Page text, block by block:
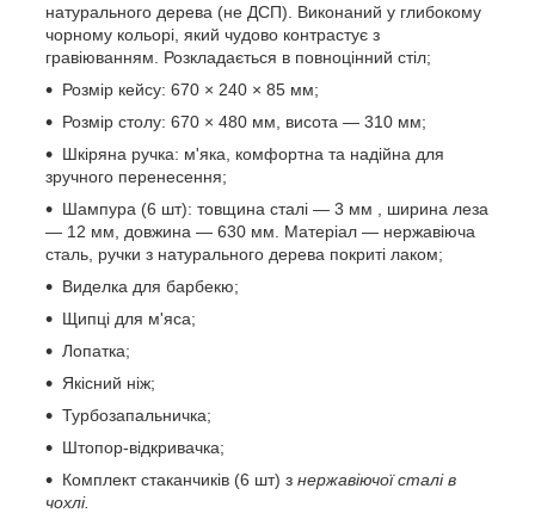
натурального дерева (не ДСП). Виконаний у глибокому
чорному кольорі, який чудово контрастує з
гравіюванням. Розкладається в повноцінний стіл;
Розмір кейсу: 670 × 240 × 85 мм;
Розмір столу: 670 × 480 мм, висота — 310 мм;
Шкіряна ручка: м'яка, комфортна та надійна для
зручного перенесення;
Шампура (6 шт): товщина сталі — 3 мм , ширина леза
— 12 мм, довжина — 630 мм. Матеріал — нержавіюча
сталь, ручки з натурального дерева покриті лаком;
Виделка для барбекю;
Щипці для м'яса;
Лопатка;
Якісний ніж;
Турбозапальничка;
Штопор-відкривачка;
Комплект стаканчиків (6 шт) з нержавіючої сталі в
чохлі.